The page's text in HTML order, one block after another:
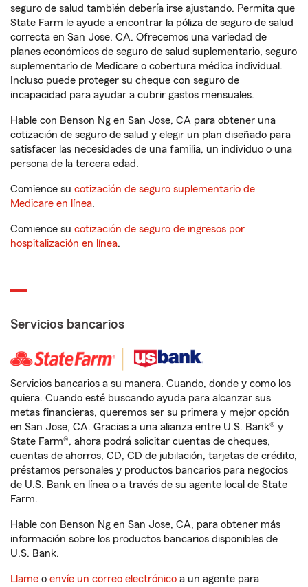
seguro de salud también debería irse ajustando. Permita que
State Farm le ayude a encontrar la póliza de seguro de salud
correcta en San Jose, CA. Ofrecemos una variedad de
planes económicos de seguro de salud suplementario, seguro
suplementario de Medicare o cobertura médica individual.
Incluso puede proteger su cheque con seguro de
incapacidad para ayudar a cubrir gastos mensuales.
Hable con Benson Ng en San Jose, CA para obtener una
cotización de seguro de salud y elegir un plan diseñado para
satisfacer las necesidades de una familia, un individuo o una
persona de la tercera edad.
Comience su cotización de seguro suplementario de
Medicare en línea.
Comience su cotización de seguro de ingresos por
hospitalización en línea.
Servicios bancarios
Servicios bancarios a su manera. Cuando, donde y como los
quiera. Cuando esté buscando ayuda para alcanzar sus
metas financieras, queremos ser su primera y mejor opción
en San Jose, CA. Gracias a una alianza entre U.S. Bank® y
State Farm®, ahora podrá solicitar cuentas de cheques,
cuentas de ahorros, CD, CD de jubilación, tarjetas de crédito,
préstamos personales y productos bancarios para negocios
de U.S. Bank en línea o a través de su agente local de State
Farm.
Hable con Benson Ng en San Jose, CA, para obtener más
información sobre los productos bancarios disponibles de
U.S. Bank.
Llame o envíe un correo electrónico a un agente para